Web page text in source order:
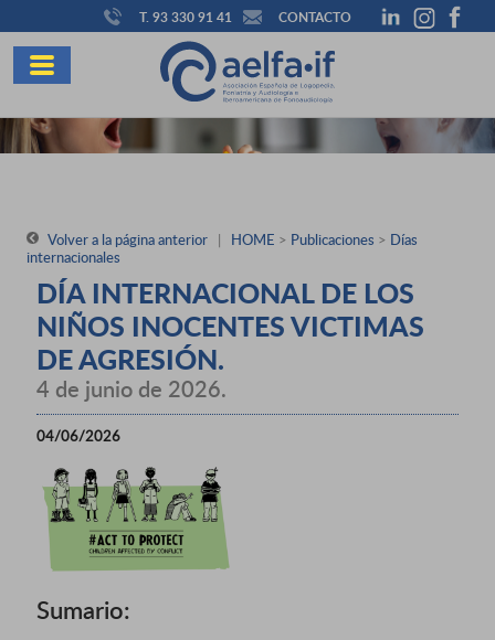
T. 93 330 91 41 CONTACTO
Volver a la página anterior | HOME > Publicaciones > Días
internacionales
DÍA INTERNACIONAL DE LOS
NIÑOS INOCENTES VICTIMAS
DE AGRESIÓN.
4 de junio de 2026.
04/06/2026
Sumario: